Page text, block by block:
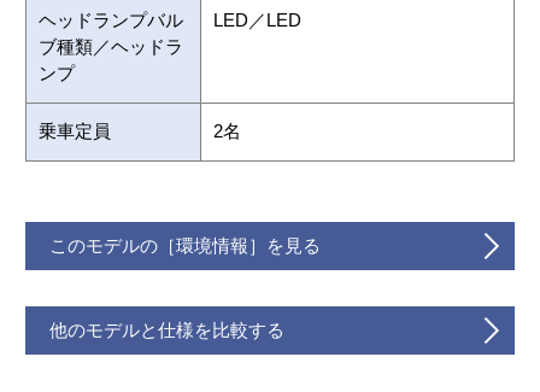
ヘッドランプバル
ブ種類／ヘッドラ
ンプ
LED／LED
乗車定員 2名
このモデルの［環境情報］を見る
他のモデルと仕様を比較する